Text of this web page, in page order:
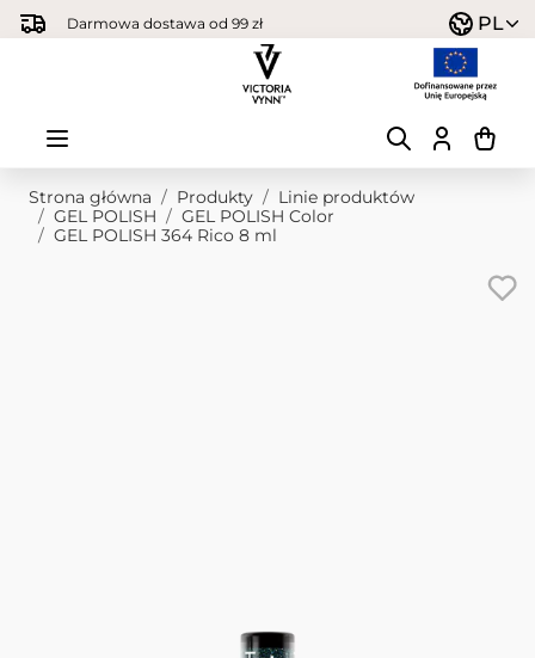
Przejdź do treści
Darmowa dostawa od 99 zł PL
Strona główna / Produkty / Linie produktów
/ GEL POLISH / GEL POLISH Color
/ GEL POLISH 364 Rico 8 ml